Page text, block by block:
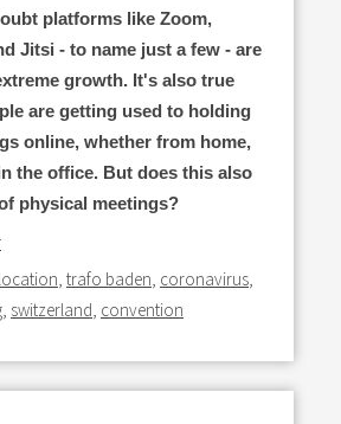
platforms like Zoom,
Jitsi - to name just a few - are
growth. It's also true
are getting used to holding
online, whether from home,
the office. But does this also
physical meetings?
, trafo baden, coronavirus,
, switzerland, convention